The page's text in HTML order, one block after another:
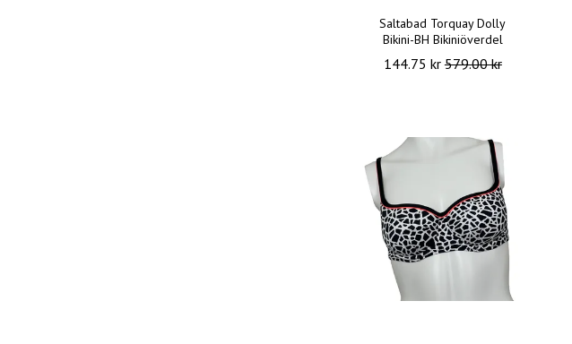
Saltabad Torquay Dolly
Bikini-BH Bikiniöverdel
144.75 kr579.00 kr